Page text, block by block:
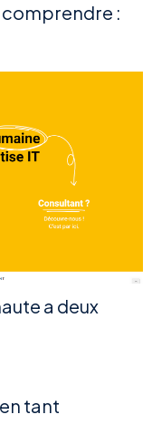
comprendre :
a deux
tant